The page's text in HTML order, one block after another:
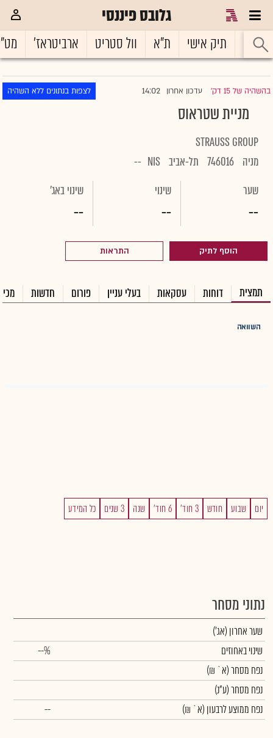
גלובס פיננסי
ראשי תיק אישי ת"א וול סטריט ארביטראז'
בהשהיה של 15 דק' |עדכון אחרון 14:02 לצפות בנתונים ללא השהיה
מניית שטראוס
STRAUSS GROUP
מניה 746016 תל-אביב NIS
--
שער
--
שינוי
--
שינוי באג'
--
הוסף לתיק התראות
תמצית דוחות עסקאות בעלי עניין פורום חדשות
השוואה
יום שבוע חודש 3 חוד' 6 חוד' שנה 3 שנים כל המידע
נתוני מסחר
שער אחרון (אג')
שינוי באחוזים
--%
נפח מסחר(א` ₪)
נפח מסחר(ע"נ)
נפח ממוצע לרבעון (א` ₪)
--